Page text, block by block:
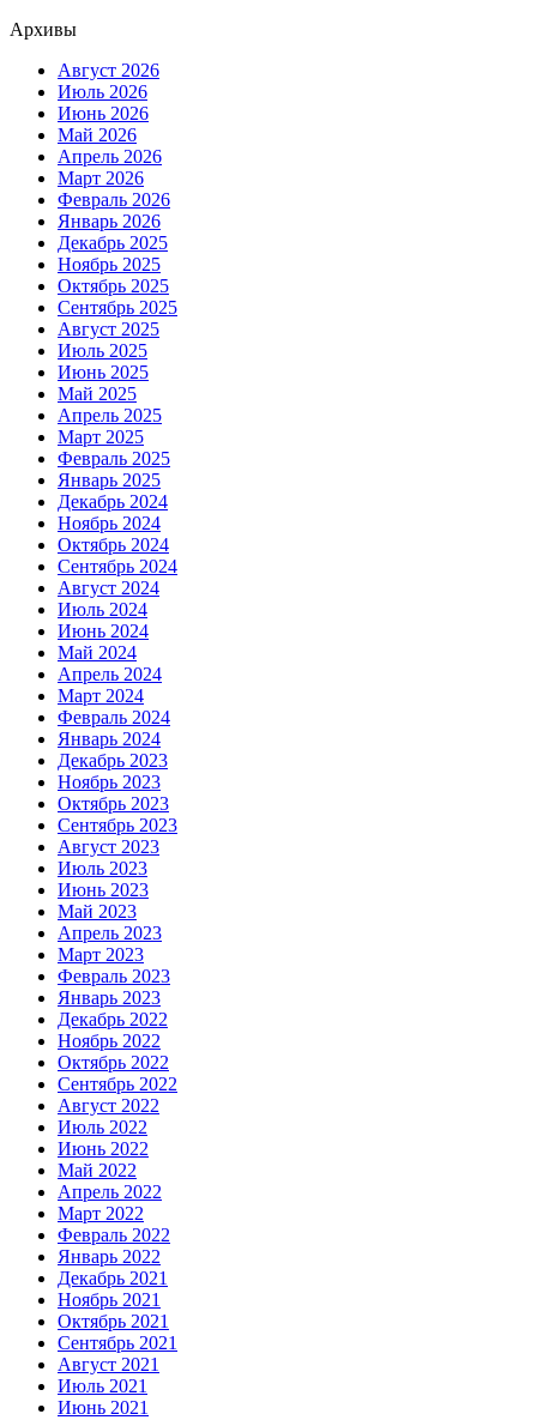
Архивы
Август 2026
Июль 2026
Июнь 2026
Май 2026
Апрель 2026
Март 2026
Февраль 2026
Январь 2026
Декабрь 2025
Ноябрь 2025
Октябрь 2025
Сентябрь 2025
Август 2025
Июль 2025
Июнь 2025
Май 2025
Апрель 2025
Март 2025
Февраль 2025
Январь 2025
Декабрь 2024
Ноябрь 2024
Октябрь 2024
Сентябрь 2024
Август 2024
Июль 2024
Июнь 2024
Май 2024
Апрель 2024
Март 2024
Февраль 2024
Январь 2024
Декабрь 2023
Ноябрь 2023
Октябрь 2023
Сентябрь 2023
Август 2023
Июль 2023
Июнь 2023
Май 2023
Апрель 2023
Март 2023
Февраль 2023
Январь 2023
Декабрь 2022
Ноябрь 2022
Октябрь 2022
Сентябрь 2022
Август 2022
Июль 2022
Июнь 2022
Май 2022
Апрель 2022
Март 2022
Февраль 2022
Январь 2022
Декабрь 2021
Ноябрь 2021
Октябрь 2021
Сентябрь 2021
Август 2021
Июль 2021
Июнь 2021